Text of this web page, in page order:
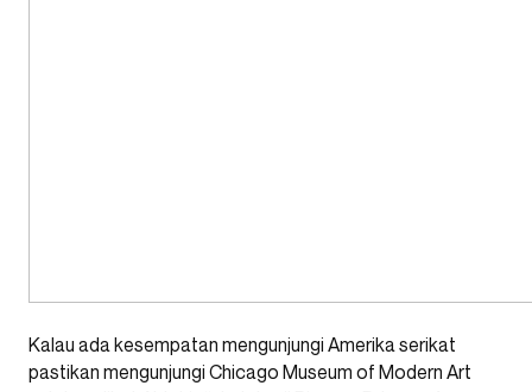
Kalau ada kesempatan mengunjungi Amerika serikat
pastikan mengunjungi Chicago Museum of Modern Art